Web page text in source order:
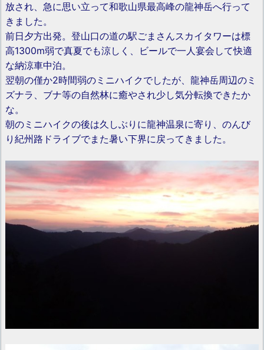
放され、急に思い立って和歌山県最高峰の龍神岳へ行って
きました。
前日夕方出発。登山口の道の駅ごまさんスカイタワーは標
高1300m弱で真夏でも涼しく、ビールで一人宴会して快適
な納涼車中泊。
翌朝の僅か2時間弱のミニハイクでしたが、龍神岳周辺のミ
ズナラ、ブナ等の自然林に癒やされ少し気分転換できたか
な。
朝のミニハイクの後は久しぶりに龍神温泉に寄り、のんび
り紀州路ドライブでまた暑い下界に戻ってきました。